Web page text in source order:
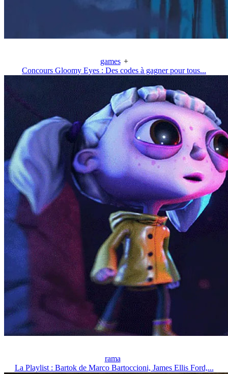
games +
Concours Gloomy Eyes : Des codes à gagner pour tous...
rama
La Playlist : Bartok de Marco Bartoccioni, James Ellis Ford,...